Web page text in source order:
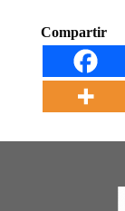
Compartir